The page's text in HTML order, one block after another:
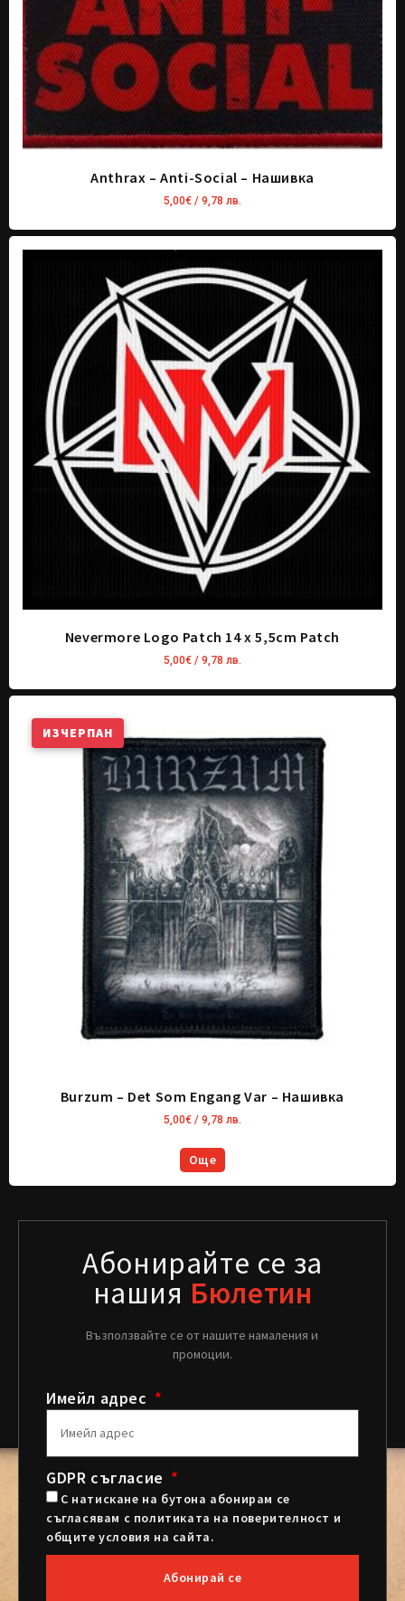
Anthrax – Anti-Social – Нашивка
5,00€ / 9,78 лв.
Nevermore Logo Patch 14 x 5,5cm Patch
5,00€ / 9,78 лв.
ИЗЧЕРПАН
Burzum – Det Som Engang Var – Нашивка
5,00€ / 9,78 лв.
Още
Абонирайте се за
нашия Бюлетин
Възползвайте се от нашите намаления и
промоции.
Имейл адрес
GDPR съгласие
С натискане на бутона абонирам се
съгласявам с политиката на поверителност и
общите условия на сайта.
Абонирай се